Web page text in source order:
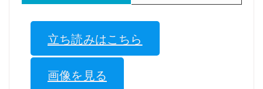
立ち読みはこちら
画像を見る